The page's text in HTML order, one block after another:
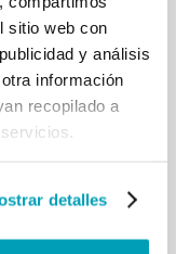
sitio web con
y análisis
información
recopilado a
detalles
de la
de formas
una
que no deje a
margen, sino
sus ciudadanos